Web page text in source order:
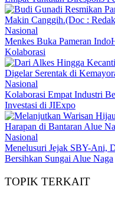
Nasional
Menkes Buka Pameran
Kolaborasi
Nasional
Kolaborasi Empat Industri
Investasi di JIExpo
Nasional
Menelusuri Jejak SBY-Ani,
Bersihkan Sungai Alue Naga
TOPIK TERKAIT